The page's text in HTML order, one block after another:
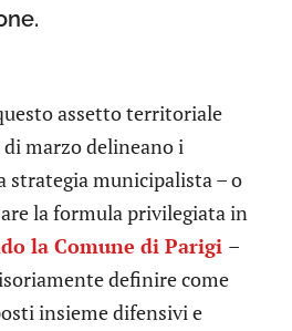
assetto territoriale
marzo delineano i
strategia municipalista – o
la formula privilegiata in
la Comune di Parigi –
definire come
insieme difensivi e